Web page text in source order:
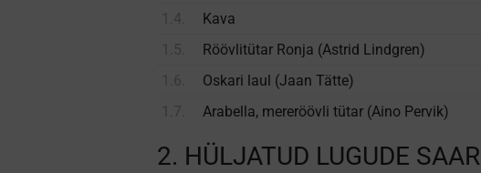
Kava
Röövlitütar Ronja (Astrid Lindgren)
Oskari laul (Jaan Tätte)
Arabella, mereröövli tütar (Aino Pervik)
2. HÜLJATUD LUGUDE SAAR